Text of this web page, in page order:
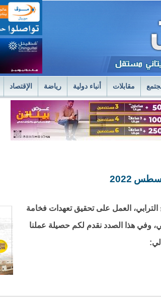
مقابلات أنباء دولية رياضة الإقتصاد
المستشفى العسكري بنواكشوط يعلن استئناف علاج
العسكري وزير الصحةً يترأس اجتماعا استثنائيا
2022
العمل على تحقيق تعهدات فخامة
وفي هذا الصدد نقدم لكم حصيلة عملنا